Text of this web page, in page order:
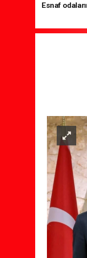
Esnaf